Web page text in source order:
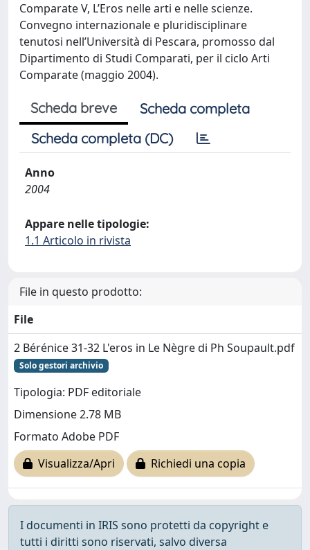
Comparate V, L’Eros nelle arti e nelle scienze.
Convegno internazionale e pluridisciplinare
tenutosi nell’Università di Pescara, promosso dal
Dipartimento di Studi Comparati, per il ciclo Arti
Comparate (maggio 2004).
Scheda breve
Scheda completa
Scheda completa (DC)
Anno
2004
Appare nelle tipologie:
1.1 Articolo in rivista
File in questo prodotto:
File
2 Bérénice 31-32 L'eros in Le Nègre di Ph Soupault.pdf
Solo gestori archivio
Tipologia: PDF editoriale
Dimensione 2.78 MB
Formato Adobe PDF
Visualizza/Apri
Richiedi una copia
I documenti in IRIS sono protetti da copyright e
tutti i diritti sono riservati, salvo diversa